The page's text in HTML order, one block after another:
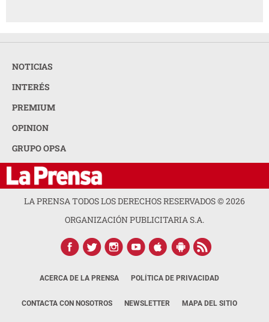
NOTICIAS
INTERÉS
PREMIUM
OPINION
GRUPO OPSA
LA PRENSA TODOS LOS DERECHOS RESERVADOS ©2026
ORGANIZACIÓN PUBLICITARIA S.A.
ACERCA DE LA PRENSA POLÍTICA DE PRIVACIDAD
CONTACTA CON NOSOTROS NEWSLETTER MAPA DEL SITIO